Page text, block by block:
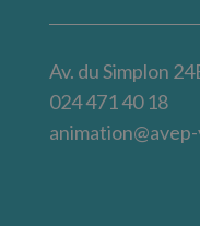
Av. du Simplon
024 471 40 18